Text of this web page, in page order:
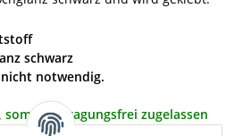
schwarz
notwendig.
somit eintragungsfrei zugelassen